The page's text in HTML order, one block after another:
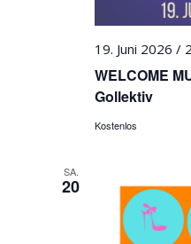
WELCOME
Gollektiv
19. Juni 2026 /
Kostenlos
SA.
20